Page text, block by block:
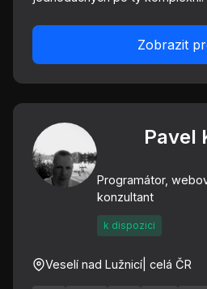
Zobrazit
Pavel
Programátor,
konzultant
k dispozici
Veselí nad Lužnicí | celá ČR